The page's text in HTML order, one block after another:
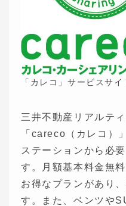
「カレコ」サービスサイ
三井不動産リアルテ
「careco（カレコ）
ステーションから必
す。月額基本料金無
お得なプランがあり
す。また、ベンツや